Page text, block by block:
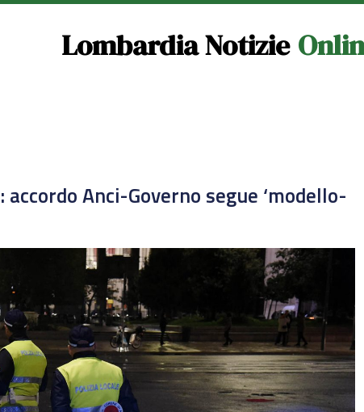
Lombardia Notizie
Anci-Governo segue ‘modello-